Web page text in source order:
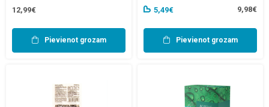
12,99€
Pievienot grozam
5,49€
9,98€
Pievienot grozam